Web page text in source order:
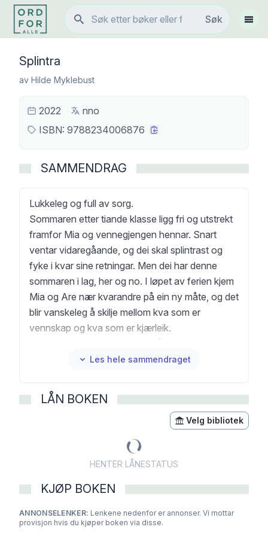
Søk
Søk
Vis
Splintra
av Hilde Myklebust
2022
nno
ISBN: 9788234006876
SAMMENDRAG
Lukkeleg og full av sorg.
Sommaren etter tiande klasse ligg fri og utstrekt
framfor Mia og vennegjengen hennar. Snart
ventar vidaregåande, og dei skal splintrast og
fyke i kvar sine retningar. Men dei har denne
sommaren i lag, her og no. I løpet av ferien kjem
Mia og Are nær kvarandre på ein ny måte, og det
blir vanskeleg å skilje mellom kva som er
vennskap og kva som er kjærleik.
i det nye miljøet på musikklinja med musikal og
Så blir Are sjuk. Veldig sjuk.
«Splintra» er ein rik roman om vennskap. Om
korleis det er mogleg å vere både lukkeleg og full
av sorg når noko veldig fint og noko veldig
vondt hender på same tid.
I 2022 blei boka nominert til Brageprisen, til U-
prisen og er valt ut som ein White Raven i 2023.
Les hele sammendraget
LÅN BOKEN
Velg bibliotek
HENTER LÅNESTATUS
KJØP BOKEN
ANNONSELENKER: Lenkene nedenfor er annonser. Vi mottar
provisjon hvis du kjøper boken via disse.